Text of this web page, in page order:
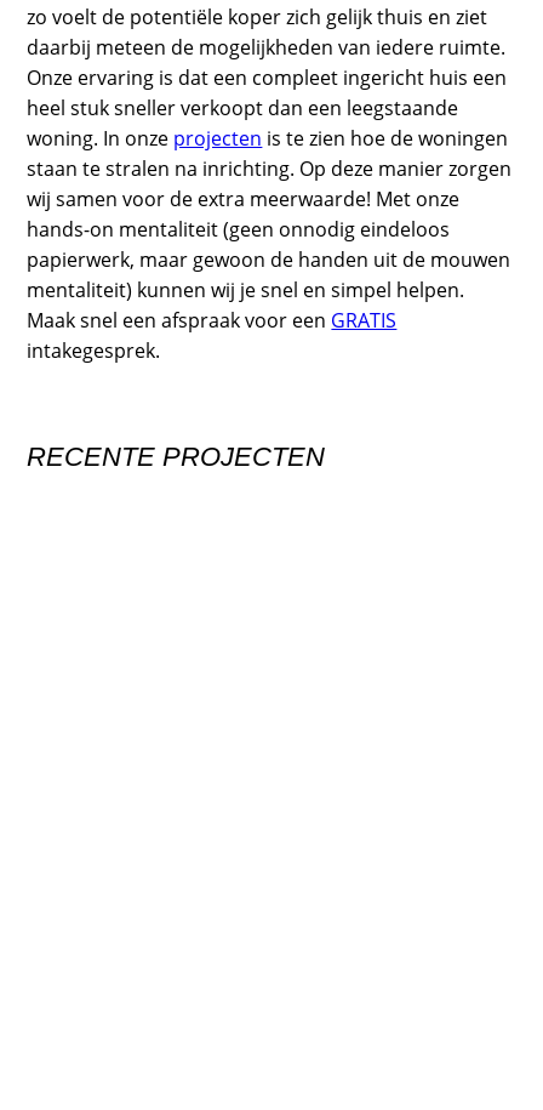
zo voelt de potentiële koper zich gelijk thuis en ziet
daarbij meteen de mogelijkheden van iedere ruimte.
Onze ervaring is dat een compleet ingericht huis een
heel stuk sneller verkoopt dan een leegstaande
woning. In onze projecten is te zien hoe de woningen
staan te stralen na inrichting. Op deze manier zorgen
wij samen voor de extra meerwaarde! Met onze
hands-on mentaliteit (geen onnodig eindeloos
papierwerk, maar gewoon de handen uit de mouwen
mentaliteit) kunnen wij je snel en simpel helpen.
Maak snel een afspraak voor een GRATIS
intakegesprek.
RECENTE PROJECTEN